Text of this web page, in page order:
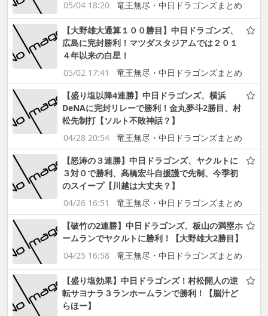
05/04 18:20 竜王無尽・中日ドラゴンズまとめ
【大野雄大通算１００勝目】中日ドラゴンズ、
広島に完封勝利！マツダスタジアムでは２０１
４年以来の白星！
05/02 17:41
竜王無尽・中日ドラゴンズまとめ
【盛り塩以降4連勝】中日ドラゴンズ、横浜
DeNAに完封リレーで勝利！金丸夢斗2勝目、村
松先制打【ソルト不敗神話？】
04/28 20:54
竜王無尽・中日ドラゴンズまとめ
【怒涛の３連勝】中日ドラゴンズ、ヤクルトに
３対０で勝利、髙橋宏斗自援護で先制、今季初
のスイープ【川越は大丈夫？】
04/26 16:51
竜王無尽・中日ドラゴンズまとめ
【破竹の2連勝】中日ドラゴンズ、板山の満塁ホ
ームランでヤクルトに勝利！【大野雄大2勝目】
04/25 16:58
竜王無尽・中日ドラゴンズまとめ
【盛り塩効果】中日ドラゴンズ！村松開人の逆
転サヨナラ３ランホームランで勝利！【脳汁ど
らほー】